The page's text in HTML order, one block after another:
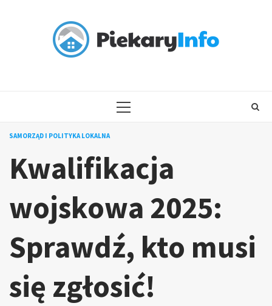
PRIMARY
SAMORZĄD I POLITYKA LOKALNA
Kwalifikacja
wojskowa 2025:
Sprawdź, kto musi
się zgłosić!